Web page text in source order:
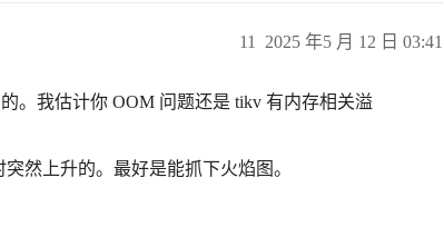
2025 年5 月 12 日 03:41
11
。我估计你 OOM 问题还是 tikv 有内存相关溢
然上升的。最好是能抓下火焰图。